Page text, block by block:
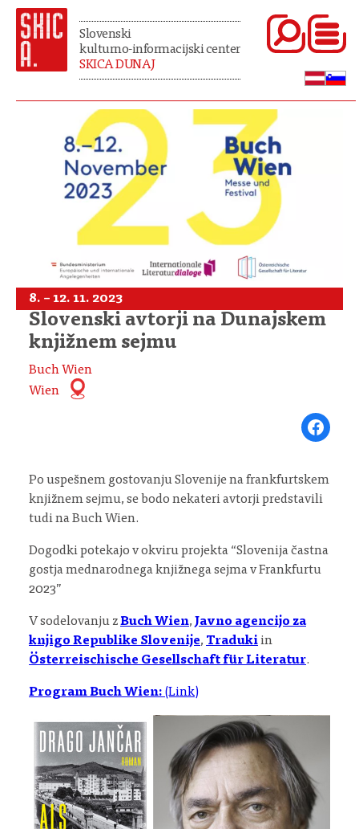
Slovenski
kulturno-informacijski center
SKICA DUNAJ
8. – 12. 11. 2023
Slovenski avtorji na Dunajskem
knjižnem sejmu
Buch Wien
Wien
Share on
Po uspešnem gostovanju Slovenije na frankfurtskem
knjižnem sejmu, se bodo nekateri avtorji predstavili
tudi na Buch Wien.
Dogodki potekajo v okviru projekta “Slovenija častna
gostja mednarodnega knjižnega sejma v Frankfurtu
2023”
V sodelovanju zBuch Wien,Javno agencijo za
knjigo Republike Slovenije, Tradukiin
Österreischische Gesellschaft für Literatur.
Program Buch Wien: (Link)